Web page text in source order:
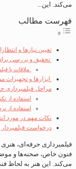
می‌کند. این...
فهرست مطالب
تعیین نیازها و
تحقیق و بررسی
ملاقات با
ابزارها و تجهیزات
مراحل فیلمبرداری
استفاده از
استفاده از
نکات مهم در مورد
درخواست
فیلمبرداری حرفه‌ای، هنری
فنون خاص، صحنه‌ها و
می‌کند. این هنر به لحاظ